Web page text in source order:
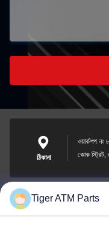
ঠিকানা
ওয়ার্কশপ নং
কোক স্ট্রিট,
Tiger ATM Parts